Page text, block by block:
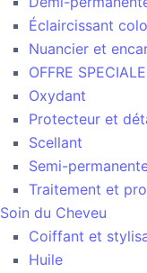
Éclaircissant
Nuancier et
OFFRE SPECIALE
Oxydant
Protecteur et
Scellant
Semi-
Traitement et
Soin du Cheveu
Coiffant et
Huile